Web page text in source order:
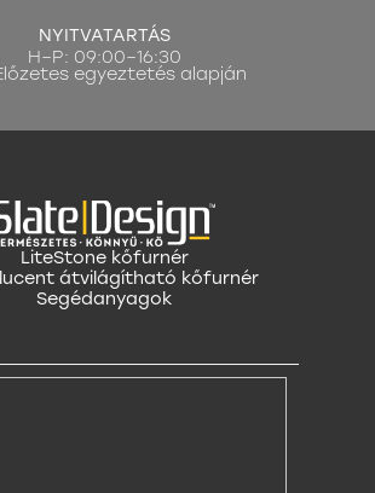
NYITVATARTÁS
H–P: 09:00–16:30
egyeztetés alapján
LiteStone kőfurnér
átvilágítható kőfurnér
Segédanyagok